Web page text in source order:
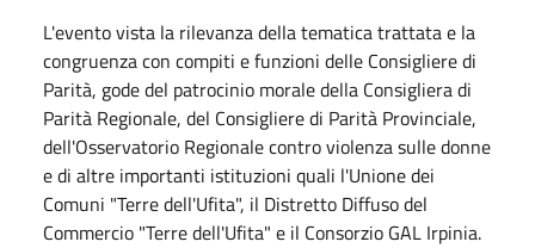
L'evento vista la rilevanza della tematica trattata e la
congruenza con compiti e funzioni delle Consigliere di
Parità, gode del patrocinio morale della Consigliera di
Parità Regionale, del Consigliere di Parità Provinciale,
dell'Osservatorio Regionale contro violenza sulle donne
e di altre importanti istituzioni quali l'Unione dei
Comuni "Terre dell'Ufita", il Distretto Diffuso del
Commercio "Terre dell'Ufita" e il Consorzio GAL Irpinia.